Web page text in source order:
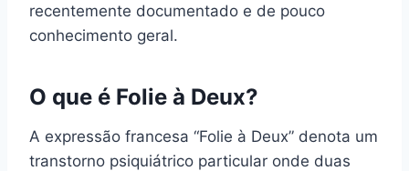
recentemente documentado e de pouco
conhecimento geral.
O que é Folie à Deux?
A expressão francesa “Folie à Deux” denota um
transtorno psiquiátrico particular onde duas